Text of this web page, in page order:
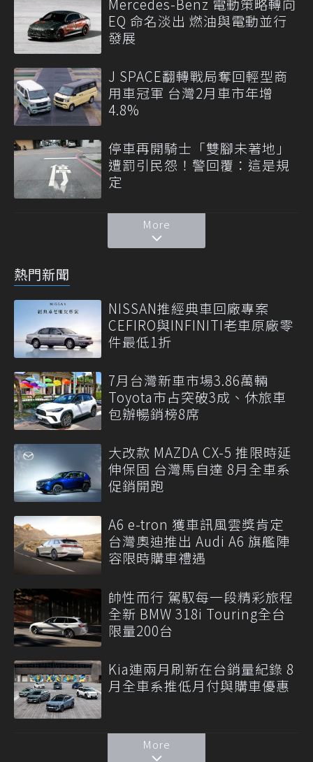
EQ 命名淡出 燃油與電動並行
發展
J SPACE翻轉戰局奪回輕型商
用車冠軍 台灣2月車市年增
4.8%
停車再開騎士「雙腳未著地」
遭罰引民怨！警回覆：這是規
定
More
熱門新聞
NISSAN推經典車回廠專案
CEFIRO與INFINITI老車原廠零
件最低1折
7月台灣新車市場3.86萬輛
Toyota市占突破3成、休旅車
包辦暢銷榜8席
大改款 MAZDA CX-5 推限時延
伸保固 台灣馬自達 8月全車系
促銷開跑
A6 e-tron 獲車訊風雲獎肯定
台灣奧迪推出 Audi A6 旗艦陣
容限時購車禮遇
帥性而行 駕馭每一段精彩旅程
全新 BMW 318i Touring全台
限量200台
Kia連兩月刷新在台銷量紀錄 8
月全車系推低月付與購車優惠
More